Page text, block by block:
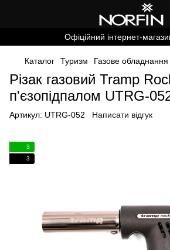
Офіційний інтернет-
Каталог Туризм Газове обладнання
Різак газовий Tramp
п'єзопідпалом UTRG-
Артикул: UTRG-052 Написати відгук
3
3